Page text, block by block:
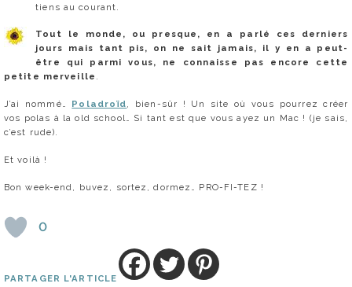
tiens au courant.
Tout le monde, ou presque, en a parlé ces derniers
jours mais tant pis, on ne sait jamais, il y en a peut-
être qui parmi vous, ne connaisse pas encore cette
petite merveille .
J’ai nommé… Poladroïd, bien-sûr ! Un site où vous pourrez créer
vos polas à la old school… Si tant est que vous ayez un Mac ! (je sais,
c’est rude).
Et voilà !
Bon week-end, buvez, sortez, dormez… PRO-FI-TEZ !
0
PARTAGER L'ARTICLE